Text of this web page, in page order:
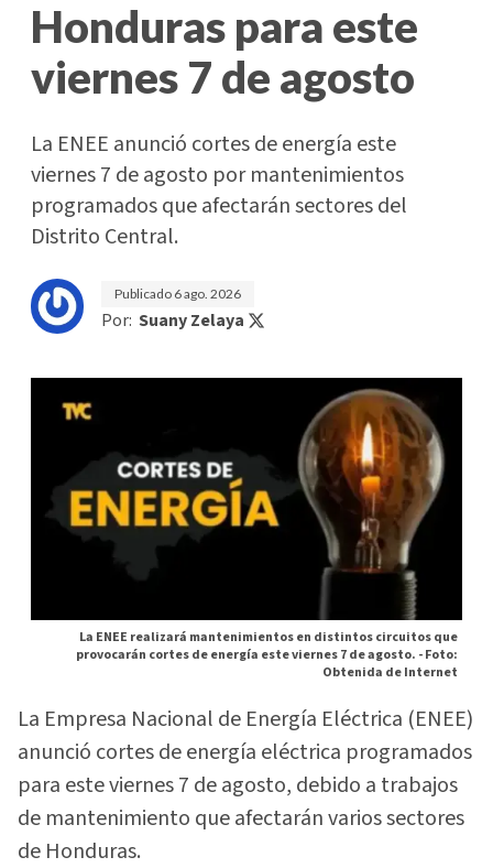
Honduras para este
viernes 7 de agosto
La ENEE anunció cortes de energía este
viernes 7 de agosto por mantenimientos
programados que afectarán sectores del
Distrito Central.
Publicado 6 ago. 2026
Por: Suany Zelaya
La ENEE realizará mantenimientos en distintos circuitos que
provocarán cortes de energía este viernes 7 de agosto. -Foto:
Obtenida de Internet
La Empresa Nacional de Energía Eléctrica (ENEE)
anunció cortes de energía eléctrica programados
para este viernes 7 de agosto, debido a trabajos
de mantenimiento que afectarán varios sectores
de Honduras.